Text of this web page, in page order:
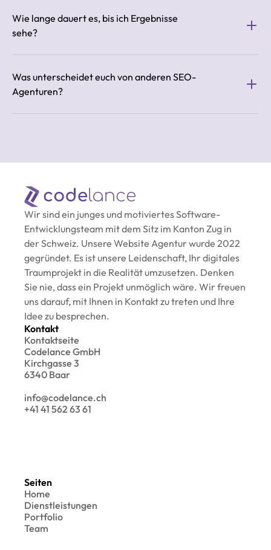
Wie lange dauert es, bis ich Ergebnisse
sehe?
Was unterscheidet euch von anderen SEO-
Agenturen?
Wir sind ein junges und motiviertes Software-
Entwicklungsteam mit dem Sitz im Kanton Zug in
der Schweiz. Unsere Website Agentur wurde 2022
gegründet. Es ist unsere Leidenschaft, Ihr digitales
Traumprojekt in die Realität umzusetzen. Denken
Sie nie, dass ein Projekt unmöglich wäre. Wir freuen
uns darauf, mit Ihnen in Kontakt zu treten und Ihre
Idee zu besprechen.
Kontakt
Kontaktseite
Codelance GmbH
Kirchgasse 3
6340 Baar
info@codelance.ch
+41 41 562 63 61
Seiten
Home
Dienstleistungen
Portfolio
Team